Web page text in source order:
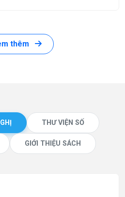
thêm
THƯ VIỆN SỐ
GIỚI THIỆU SÁCH